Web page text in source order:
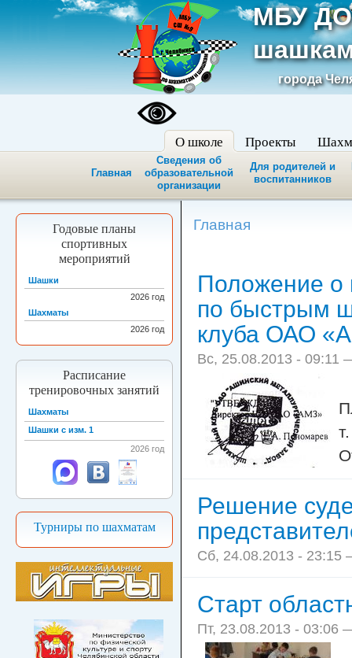
МБУ
города
О школе
Главная
Сведения об
образовательной
организации
Для родителей и
воспитанников
Проекты
Годовые планы
спортивных
мероприятий
Шашки
2026 год
Шахматы
2026 год
Расписание
тренировочных занятий
Шахматы
Шашки с изм. 1
2026 год
Турниры по шахматам
Главная
Положение о
по быстрым
клуба ОАО
Вс, 25.08.2013 - 09:11
Решение
Сб, 24.08.2013 -
Cтарт
Пт, 23.08.2013 - 03:06